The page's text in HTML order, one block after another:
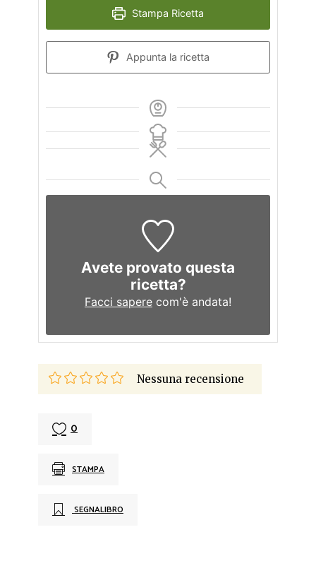
Stampa Ricetta
Appunta la ricetta
Avete provato questa
ricetta?
Facci sapere com'è andata!
Nessuna recensione
0
STAMPA
SEGNALIBRO